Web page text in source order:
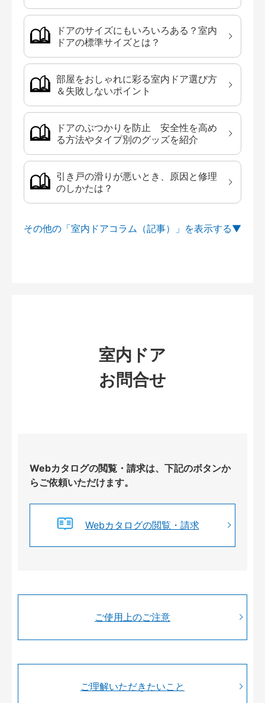
ドアのサイズにもいろいろある？室内
ドアの標準サイズとは？
部屋をおしゃれに彩る室内ドア選び方
＆失敗しないポイント
ドアのぶつかりを防止 安全性を高め
る方法やタイプ別のグッズを紹介
引き戸の滑りが悪いとき、原因と修理
のしかたは？
その他の「室内ドアコラム（記事）」を
室内ドア
お問合せ
Webカタログの閲覧・請求は、下記のボタンか
らご依頼いただけます。
Webカタログの閲覧・請求
ご使用上のご注意
ご理解いただきたいこと